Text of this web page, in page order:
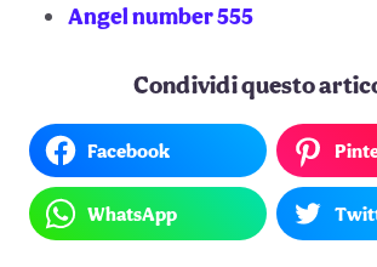
Angel number 555
Condividi questo
Facebook
WhatsApp